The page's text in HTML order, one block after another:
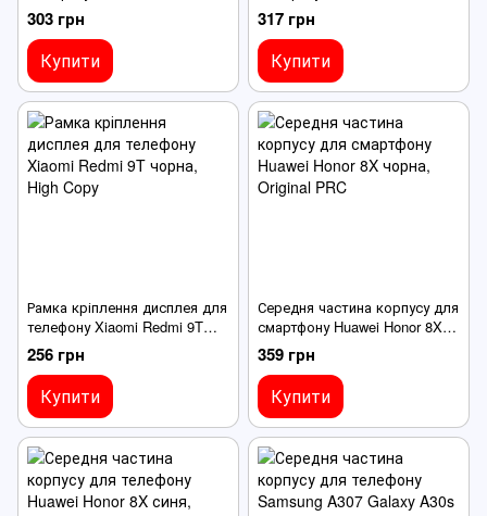
чорна
303 грн
Купити
чорна
317 грн
Купити
Рамка кріплення дисплея для
телефону Xiaomi Redmi 9T
чорна
256 грн
Купити
Середня частина корпусу для
смартфону Huawei Honor 8X
чорна
359 грн
Купити